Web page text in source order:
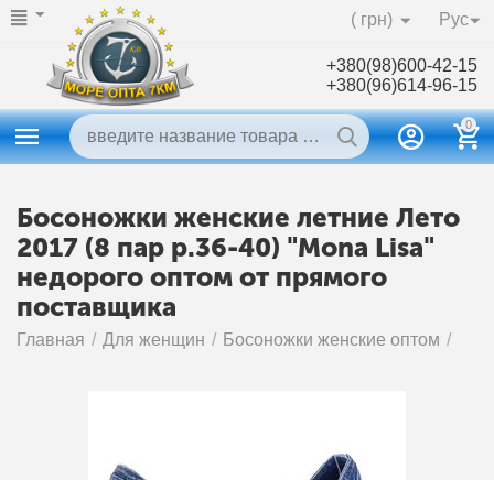
Рус
( грн)
+380(98)600-42-15
+380(96)614-96-15
0
Босоножки женские летние Лето
2017 (8 пар р.36-40) "Mona Lisa"
недорого оптом от прямого
поставщика
Главная / Для женщин / Босоножки женские оптом /